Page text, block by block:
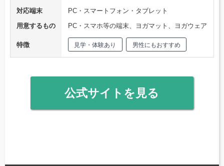
対応端末
PC・スマートフォン・タブレット
用意するもの
PC・スマホ等の端末、ヨガマット、ヨガウェア
特徴 見学・体験あり 男性にもおすすめ
公式サイトを見る